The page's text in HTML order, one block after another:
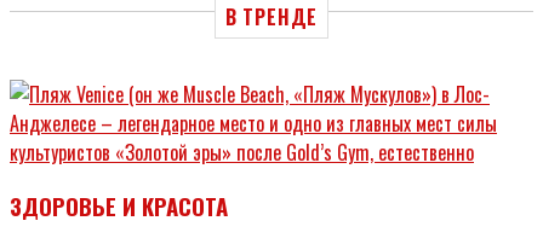
В ТРЕНДЕ
ЗДОРОВЬЕ И КРАСОТА